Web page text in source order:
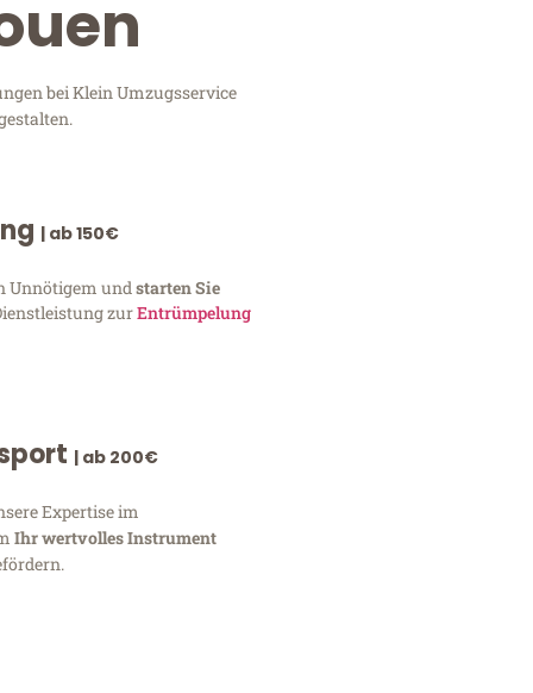
bei Klein Umzugsservice
| ab 150€
Unnötigem undstarten Sie
zurEntrümpelung
| ab 200€
Expertise im
Ihr wertvolles Instrument